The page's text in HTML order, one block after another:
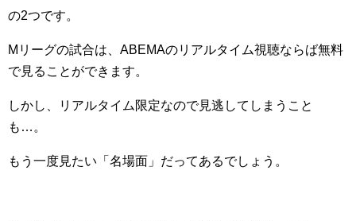
の2つです。
Mリーグの試合は、ABEMAのリアルタイム視聴ならば無料
で見ることができます。
しかし、リアルタイム限定なので見逃してしまうこと
も…。
もう一度見たい「名場面」だってあるでしょう。